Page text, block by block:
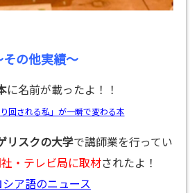
その他実績～
に名前が載ったよ！！
り回される私」が一瞬で変わる本
リスクの大学で講師業を行ってい
・テレビ局に取材されたよ！
シア語のニュース